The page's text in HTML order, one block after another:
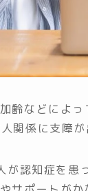
齢などによっ
関係に支障が
認知症を患